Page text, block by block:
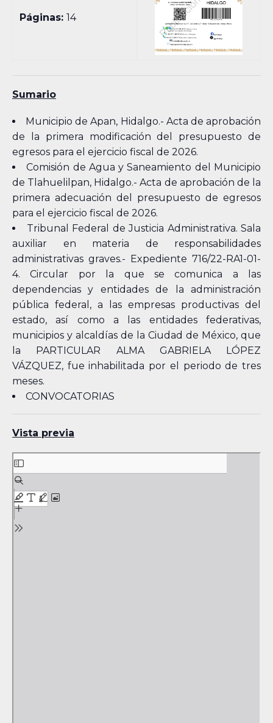
Páginas:14
Sumario
Municipio de Apan, Hidalgo.- Acta de aprobación
de la primera modificación del presupuesto de
egresos para el ejercicio fiscal de 2026.
Comisión de Agua y Saneamiento del Municipio
de Tlahuelilpan, Hidalgo.- Acta de aprobación de la
primera adecuación del presupuesto de egresos
para el ejercicio fiscal de 2026.
Tribunal Federal de Justicia Administrativa. Sala
auxiliar en materia de responsabilidades
administrativas graves.- Expediente 716/22-RA1-01-
4. Circular por la que se comunica a las
dependencias y entidades de la administración
pública federal, a las empresas productivas del
estado, así como a las entidades federativas,
municipios y alcaldías de la Ciudad de México, que
la PARTICULAR ALMA GABRIELA LÓPEZ
VÁZQUEZ, fue inhabilitada por el periodo de tres
meses.
CONVOCATORIAS
Vista previa
Skip
to
PDF
content